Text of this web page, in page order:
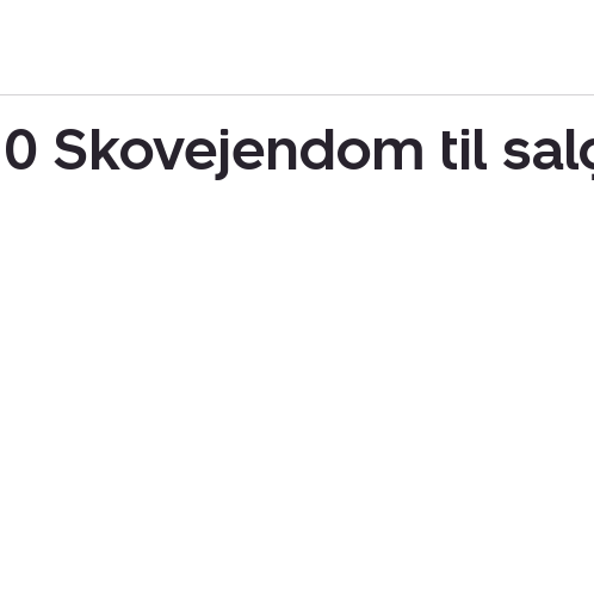
0 Skovejendom til